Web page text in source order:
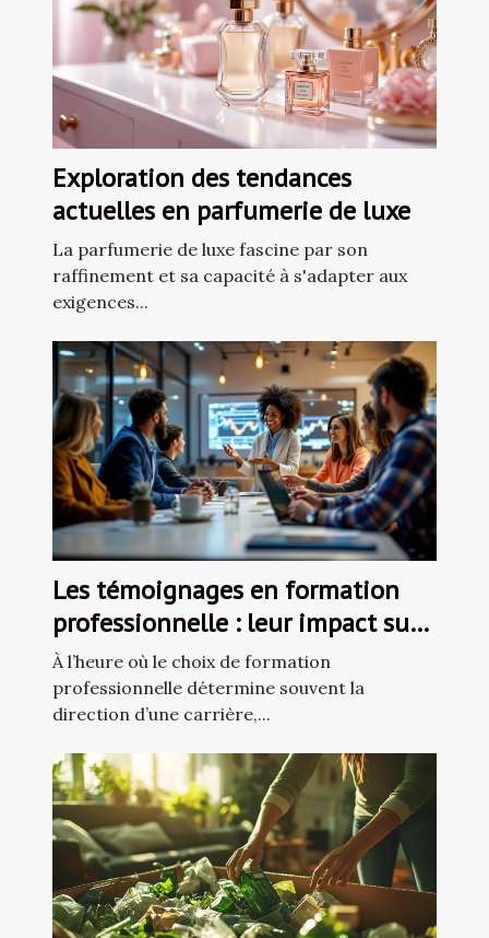
Exploration des tendances
actuelles en parfumerie de luxe
La parfumerie de luxe fascine par son
raffinement et sa capacité à s'adapter aux
exigences...
Les témoignages en formation
professionnelle : leur impact sur
le choix de cours
À l’heure où le choix de formation
professionnelle détermine souvent la
direction d’une carrière,...